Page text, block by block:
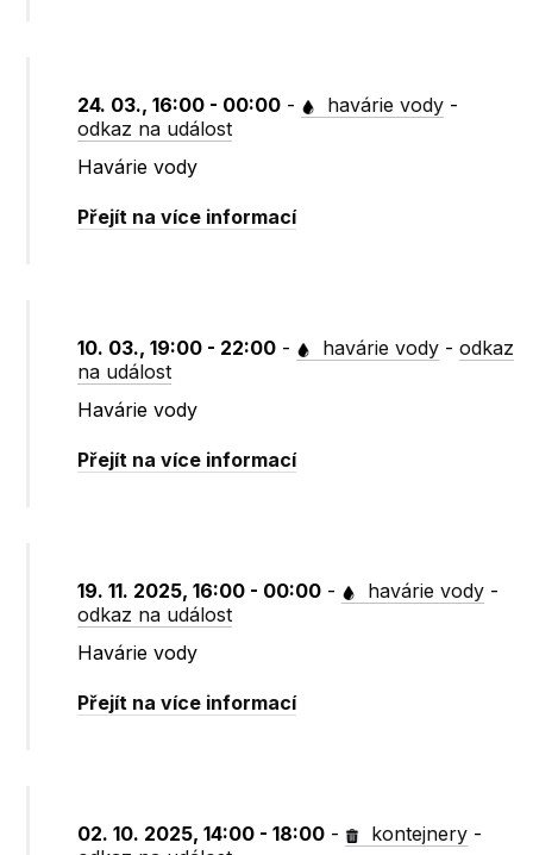
24. 03., 16:00 - 00:00 - havárie vody -
odkaz na událost
Havárie vody
Přejít na více informací
10. 03., 19:00 - 22:00 - havárie vody -odkaz
na událost
Havárie vody
Přejít na více informací
19. 11. 2025, 16:00 - 00:00 - havárie vody -
odkaz na událost
Havárie vody
Přejít na více informací
02. 10. 2025, 14:00 - 18:00 - kontejnery -